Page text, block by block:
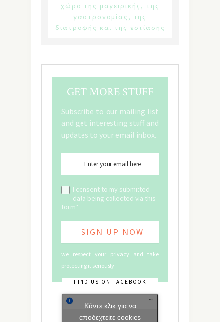
χώρο της μαγειρικής, της
γαστρονομίας, της
διατροφής και της εστίασης
GET MORE STUFF
Subscribe to our mailing list
and get interesting stuff and
updates to your email inbox.
I consent to my submitted
data being collected via this
form*
we respect your privacy and take
protecting it seriously
FIND US ON FACEBOOK
Κάντε κλικ για να
αποδεχτείτε cookies